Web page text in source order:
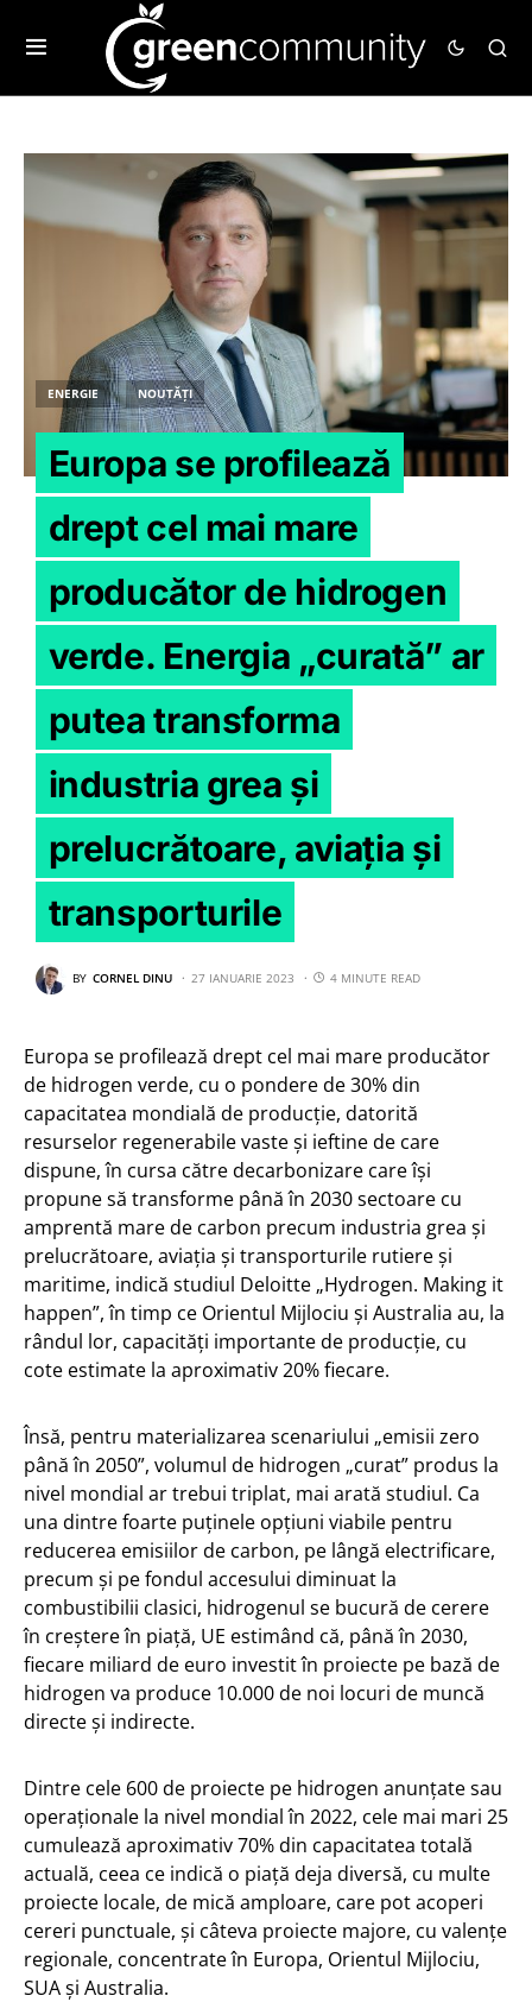
ENERGIE NOUTĂȚI
Europa se profilează
drept cel mai mare
producător de hidrogen
verde. Energia „curată” ar
putea transforma
industria grea și
prelucrătoare, aviația și
transporturile
BY CORNEL DINU 27 IANUARIE 2023 4 MINUTE READ
Europa se profilează drept cel mai mare producător
de hidrogen verde, cu o pondere de 30% din
capacitatea mondială de producție, datorită
resurselor regenerabile vaste și ieftine de care
dispune, în cursa către decarbonizare care își
propune să transforme până în 2030 sectoare cu
amprentă mare de carbon precum industria grea și
prelucrătoare, aviația și transporturile rutiere și
maritime, indică studiul Deloitte „Hydrogen. Making it
happen”, în timp ce Orientul Mijlociu și Australia au, la
rândul lor, capacități importante de producție, cu
cote estimate la aproximativ 20% fiecare.
Însă, pentru materializarea scenariului „emisii zero
până în 2050”, volumul de hidrogen „curat” produs la
nivel mondial ar trebui triplat, mai arată studiul. Ca
una dintre foarte puținele opțiuni viabile pentru
reducerea emisiilor de carbon, pe lângă electrificare,
precum și pe fondul accesului diminuat la
combustibilii clasici, hidrogenul se bucură de cerere
în creștere în piață, UE estimând că, până în 2030,
fiecare miliard de euro investit în proiecte pe bază de
hidrogen va produce 10.000 de noi locuri de muncă
directe și indirecte.
Dintre cele 600 de proiecte pe hidrogen anunțate sau
operaționale la nivel mondial în 2022, cele mai mari 25
cumulează aproximativ 70% din capacitatea totală
actuală, ceea ce indică o piață deja diversă, cu multe
proiecte locale, de mică amploare, care pot acoperi
cereri punctuale, și câteva proiecte majore, cu valențe
regionale, concentrate în Europa, Orientul Mijlociu,
SUA și Australia.